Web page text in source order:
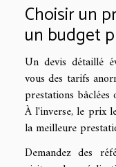
Choisir un
un budget
Un devis détaillé
vous des tarifs
prestations
À l'inverse, le prix
la meilleure
Demandez des